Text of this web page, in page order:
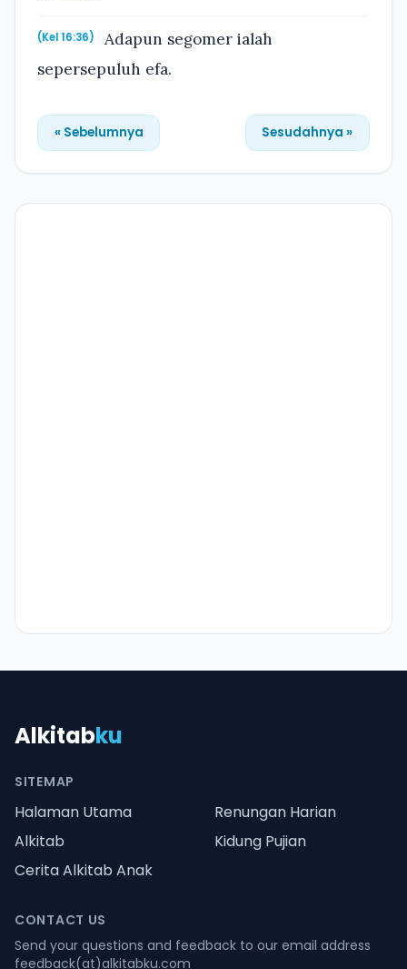
(Kel 16:36)
Adapun segomer ialah
sepersepuluh efa.
« Sebelumnya Sesudahnya »
Alkitabku
SITEMAP
Halaman Utama
Renungan Harian
Alkitab
Kidung Pujian
Cerita Alkitab Anak
CONTACT US
Send your questions and feedback to our email address
feedback(at)alkitabku.com